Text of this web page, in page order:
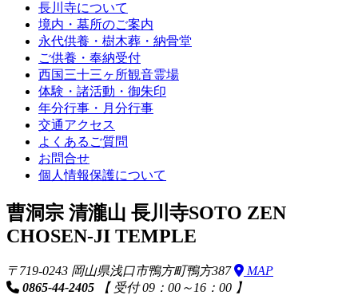
長川寺について
境内・墓所のご案内
永代供養・樹木葬・納骨堂
ご供養・奉納受付
西国三十三ヶ所観音霊場
体験・諸活動・御朱印
年分行事・月分行事
交通アクセス
よくあるご質問
お問合せ
個人情報保護について
曹洞宗 清瀧山 長川寺SOTO ZEN
CHOSEN-JI TEMPLE
〒719-0243 岡山県浅口市鴨方町鴨方387
MAP
0865-44-2405 【 受付 09：00～16：00 】